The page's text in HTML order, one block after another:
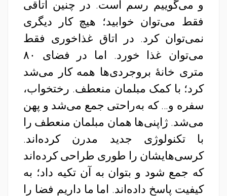
و می‌گوییم رسم است. در چنین اتاقی
فقط می‌توان خوابید؛ هیچ کار دیگری
نمی‌توان کرد. در اتاق غذاخوری فقط
می‌توان غذا خورد. اما در فضای ۸۰
متری خانهٔ بروجردی‌ها همه کار می‌شد
کرد؛ با کمک مبلمان منعطف. رختخواب،
‌سفره و… که به‌راحتی جمع می‌شد و پهن
می‌شد. ژاپنی‌ها همان مبلمان منعطف را
با تکنولوژی جدید مدرن کرده‌اند.
کرسی‌هایشان را طوری طراحی کرده‌اند
که جمع شود و بتوان به آن تکیه داد؛ به
کیفیت پاسخ داده‌اند. اما ما داریم فضا را